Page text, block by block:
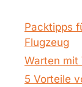
Packtipps
Flugzeug
Warten mit
5 Vorteile